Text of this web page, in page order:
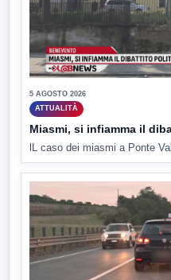
5 AGOSTO 2026
ATTUALITÀ
Miasmi, si infiamma il
lL caso dei miasmi a Ponte